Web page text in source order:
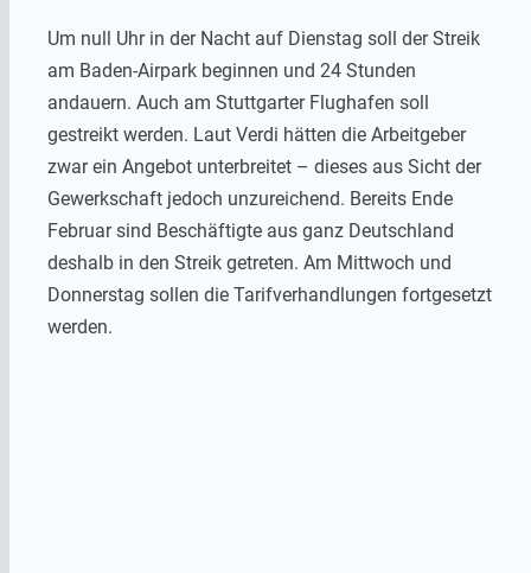
Um null Uhr in der Nacht auf Dienstag soll der Streik
am Baden-Airpark beginnen und 24 Stunden
andauern. Auch am Stuttgarter Flughafen soll
gestreikt werden. Laut Verdi hätten die Arbeitgeber
zwar ein Angebot unterbreitet – dieses aus Sicht der
Gewerkschaft jedoch unzureichend. Bereits Ende
Februar sind Beschäftigte aus ganz Deutschland
deshalb in den Streik getreten. Am Mittwoch und
Donnerstag sollen die Tarifverhandlungen fortgesetzt
werden.